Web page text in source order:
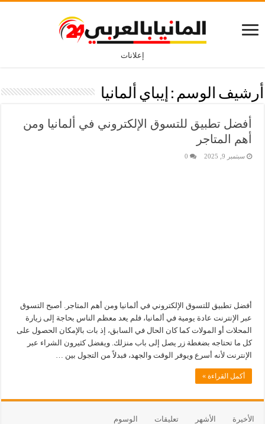
إعلانات
أرشيف الوسم : إيباي ألمانيا
أفضل تطبيق للتسوق الإلكتروني في ألمانيا ومن
أهم المتاجر
سبتمبر 9, 2025 0
أفضل تطبيق للتسوق الإلكتروني في ألمانيا ومن أهم المتاجر. أصبح التسوق
عبر الإنترنت عادة يومية في ألمانيا، فلم يعد معظم الناس بحاجة إلى زيارة
المحلات أو المولات كما كان الحال في السابق، إذ بات بالإمكان الحصول على
كل ما تحتاجه بضغطة زر يصل إلى باب منزلك. ويفضل كثيرون الشراء عبر
الإنترنت لأنه أسرع ويوفر الوقت والجهد، فبدلاً من التجول بين …
أكمل القراءة »
الأخيرة الأشهر تعليقات الوسوم